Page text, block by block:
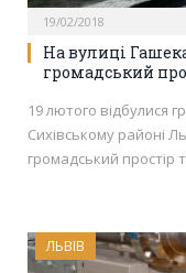
19/02/2018
На вулиці
громадський
19 лютого відбулися
Сихівському районі
громадський простір
ЛЬВІВ